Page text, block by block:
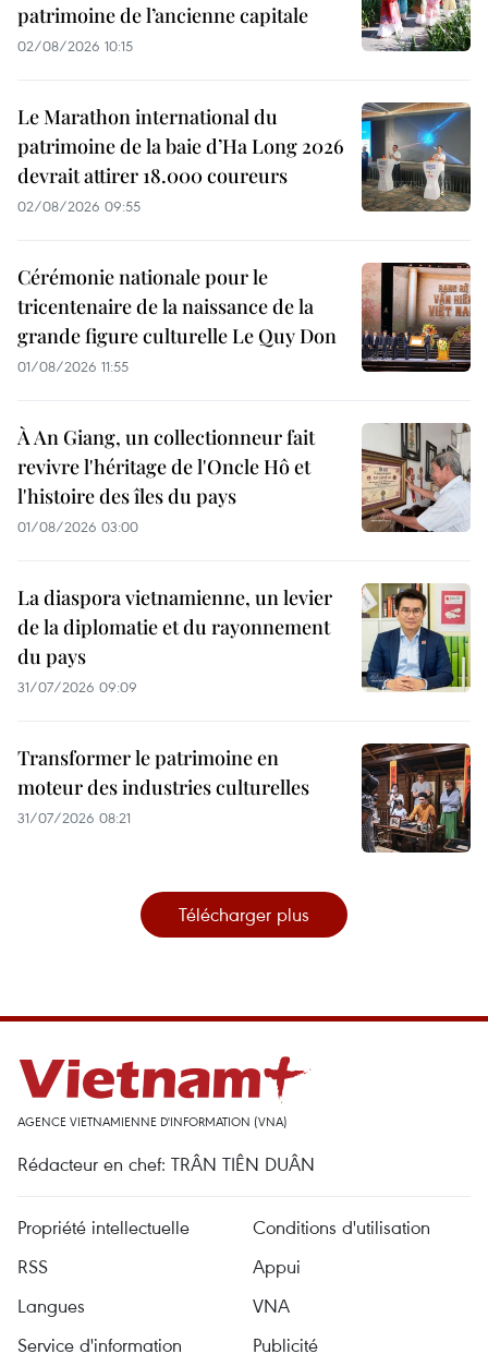
patrimoine de l’ancienne capitale
02/08/2026 10:15
Le Marathon international du
patrimoine de la baie d’Ha Long 2026
devrait attirer 18.000 coureurs
02/08/2026 09:55
Cérémonie nationale pour le
tricentenaire de la naissance de la
grande figure culturelle Le Quy Don
01/08/2026 11:55
À An Giang, un collectionneur fait
revivre l'héritage de l'Oncle Hô et
l'histoire des îles du pays
01/08/2026 03:00
La diaspora vietnamienne, un levier
de la diplomatie et du rayonnement
du pays
31/07/2026 09:09
Transformer le patrimoine en
moteur des industries culturelles
31/07/2026 08:21
Télécharger plus
AGENCE VIETNAMIENNE D'INFORMATION (VNA)
Rédacteur en chef: TRÂN TIÊN DUÂN
Propriété intellectuelle
Conditions d'utilisation
RSS
Appui
Langues
VNA
Service d'information
Publicité